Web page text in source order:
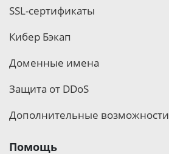
SSL-сертификаты
Кибер Бэкап
Доменные имена
Защита от DDoS
Дополнительные возможности
Помощь